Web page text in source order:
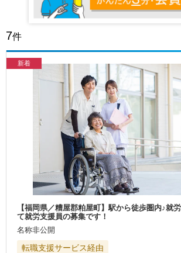
7件
新着
【福岡県／糟屋郡粕屋町】駅から徒歩圏内♪就
て就労支援員の募集です！
名称非公開
転職支援サービス経由